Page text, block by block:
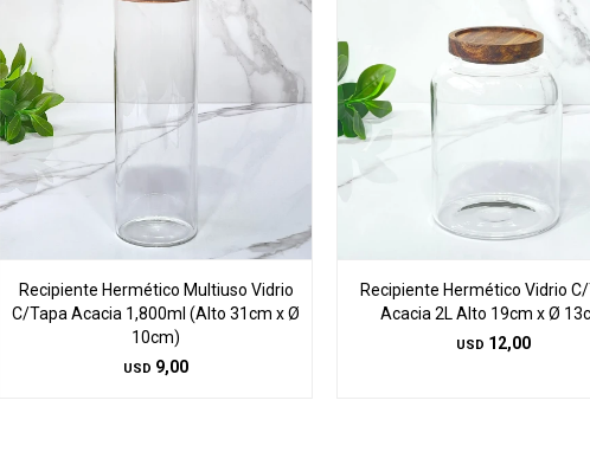
Recipiente Hermético Multiuso Vidrio
C/Tapa Acacia 1,800ml (Alto 31cm x Ø
10cm)
USD 9,00
Recipiente Hermético Vidrio
Acacia 2L Alto 19cm x Ø
USD 12,00